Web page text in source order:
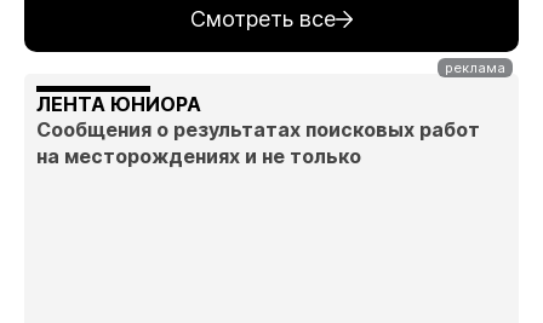
Смотреть все
ЛЕНТА ЮНИОРА
Сообщения о результатах поисковых работ
на месторождениях и не только